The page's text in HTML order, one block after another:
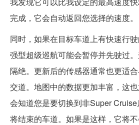
完成，它会自动返回您选择的速度。
同时，如果在目标车道上有快速行
强型超级巡航可能会暂停并先驶过
隔绝。更新后的传感器通常也更适
交道。地图中的数据更加丰富，这
会知道您是要切换到非Super
将结束的车道。如果是这样，它将不